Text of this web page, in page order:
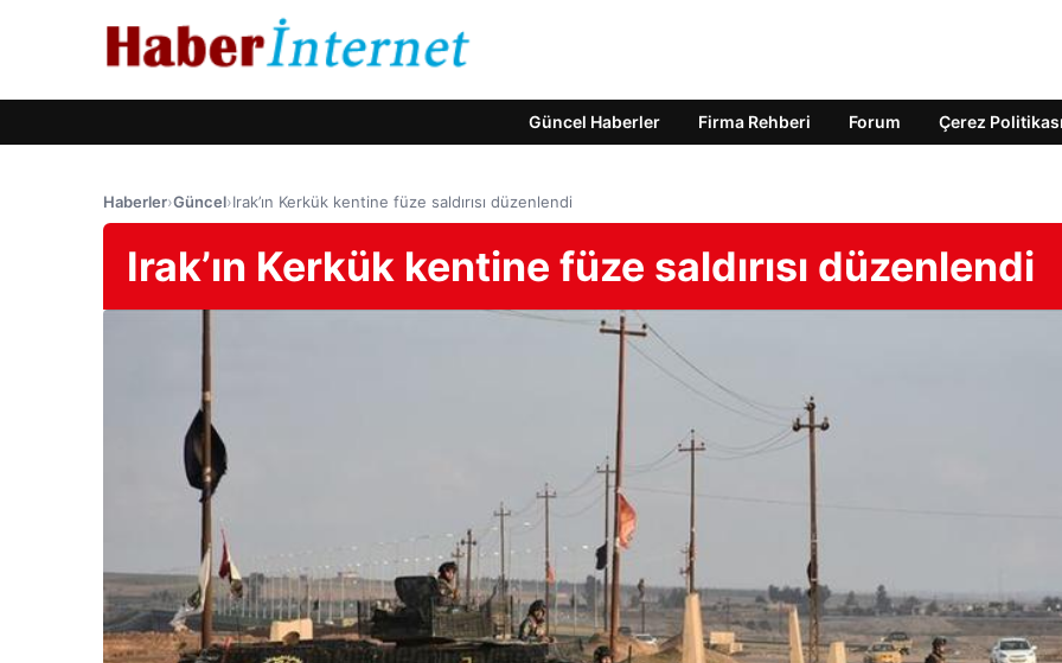
Güncel Haberler Firma Rehberi Forum Çerez Politikası
Haberler›Güncel›Irak’ın Kerkük kentine füze saldırısı düzenlendi
Irak’ın Kerkük kentine füze saldırısı düzenlendi